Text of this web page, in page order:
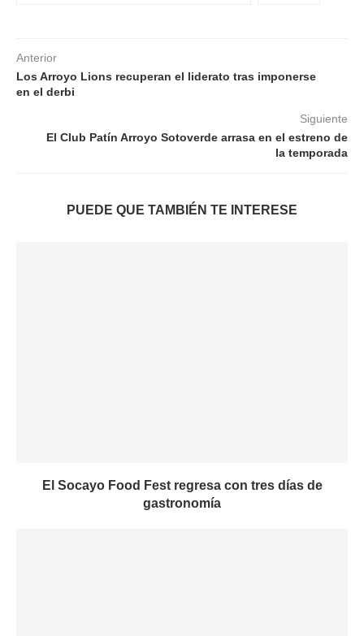
Anterior
Los Arroyo Lions recuperan el liderato tras imponerse
en el derbi
Siguiente
El Club Patín Arroyo Sotoverde arrasa en el estreno de
la temporada
PUEDE QUE TAMBIÉN TE INTERESE
El Socayo Food Fest regresa con tres días de
gastronomía